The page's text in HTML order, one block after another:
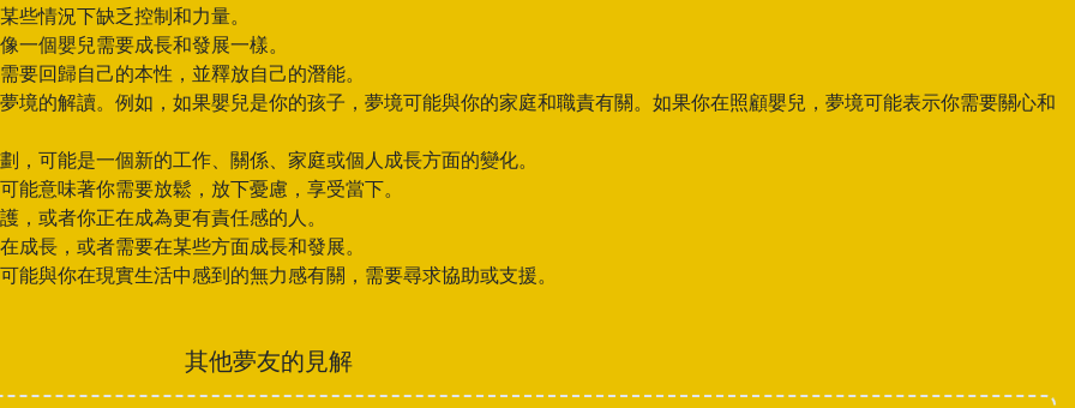
些情況下缺乏控制和力量。
一個嬰兒需要成長和發展一樣。
要回歸自己的本性，並釋放自己的潛能。
境的解讀。例如，如果嬰兒是你的孩子，夢境可能與你的家庭和職責有關。如果你在照顧嬰兒，夢境可能表示你需要關心和
可能是一個新的工作、關係、家庭或個人成長方面的變化。
意味著你需要放鬆，放下憂慮，享受當下。
，或者你正在成為更有責任感的人。
成長，或者需要在某些方面成長和發展。
與你在現實生活中感到的無力感有關，需要尋求協助或支援。
其他夢友的見解